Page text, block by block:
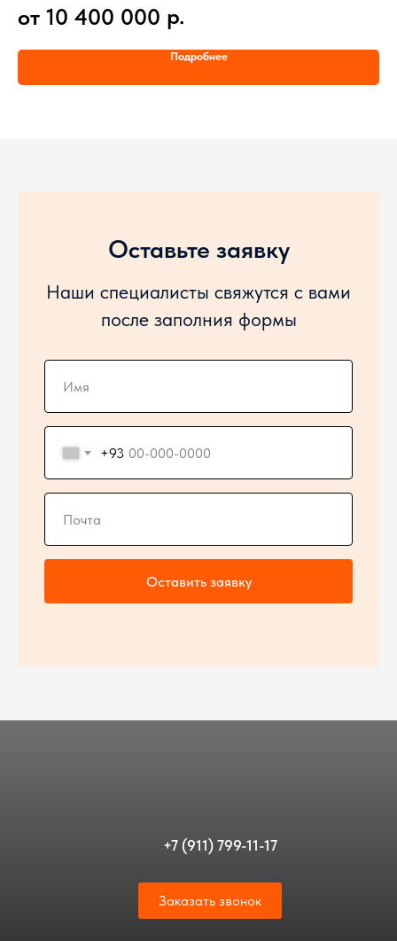
65115» и предназначенный для работы со сменными кузовами.
от 10 400 000 р.
Подробнее
Оставьте заявку
Наши специалисты свяжутся с вами
после заполния формы
+93
Оставить заявку
Заказать звонок
+7 (911) 799-11-17